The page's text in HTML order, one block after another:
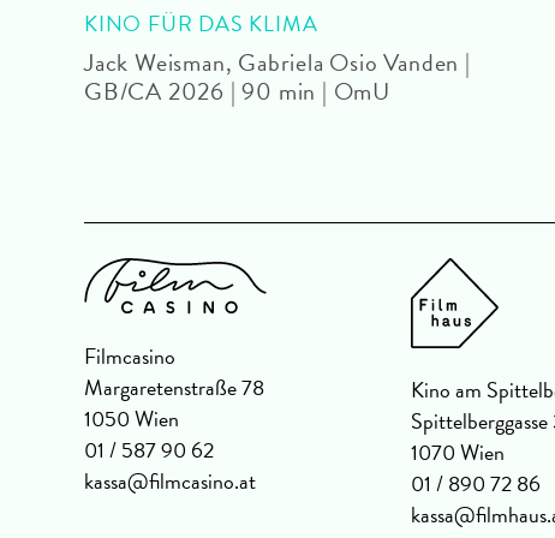
KINO FÜR DAS KLIMA
Jack Weisman, Gabriela Osio Vanden |
GB/CA 2026 | 90 min | OmU
Filmcasino
Margaretenstraße 78
1050 Wien
01 / 587 90 62
kassa@filmcasino.at
Kino am
Spittelberggasse
1070 Wien
01 / 890 72 86